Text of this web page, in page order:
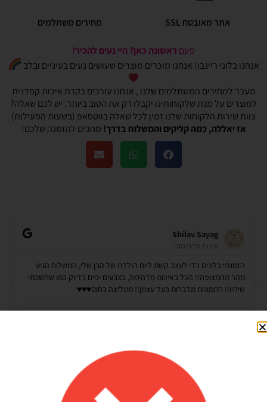
אתר מאובטח SSL מחירים משתלמים
פעם ראשונה כאן? היי נעים להכיר!
אנחנו בלוני ריינבו! אנחנו מוכרים מוצרים שעושים נעים בעיניים ובלב
מעבר למחירים המשתלמים שלנו , אנחנו עורכים בקרת איכות קפדנית
למוצרים על מנת שלקוחותינו יקבלו רק את הטוב ביותר. יש לכם שאלה?
צוות שירות הלקוחות שלנו זמין לכל שאלה בווטסאפ (בשעות הפעילות)
אז יאללה, כמה קליקים והמשלוח בדרך! מחכים להזמנה שלכם!
Shilav Sayag
איכות מדהימה!
הזמנתי בלונים כדי לעצב קשת ליום הולדת של הבן שלי, המשלוח הגיע
מהר מהמצופה!! הכל באיכות מדהימה, בצבעים יפים בדיוק כמו שחשבתי
שיהיו!! התמונות מדברות בעד עצמן!! ממליצה בחום♥️♥️♥️